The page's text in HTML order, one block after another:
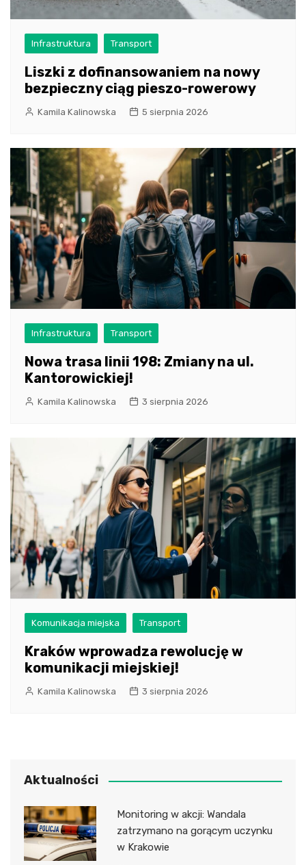
Infrastruktura Transport
Liszki z dofinansowaniem na nowy
bezpieczny ciąg pieszo-rowerowy
Kamila Kalinowska 5 sierpnia 2026
Infrastruktura Transport
Nowa trasa linii 198: Zmiany na ul.
Kantorowickiej!
Kamila Kalinowska 3 sierpnia 2026
Komunikacja miejska Transport
Kraków wprowadza rewolucję w
komunikacji miejskiej!
Kamila Kalinowska 3 sierpnia 2026
Aktualności
Monitoring w akcji: Wandala
zatrzymano na gorącym uczynku
w Krakowie